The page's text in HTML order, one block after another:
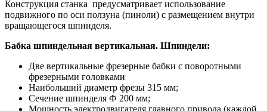
Конструкция станка предусматривает использование
подвижного по оси ползуна (пиноли) с размещением внутри
вращающегося шпинделя.
Бабка шпиндельная вертикальная. Шпиндели:
Две вертикальные фрезерные бабки с поворотными
фрезерными головками
Наибольший диаметр фрезы 315 мм;
Сечение шпинделя Ф 200 мм;
Мощность электродвигателя главного привода (каждой